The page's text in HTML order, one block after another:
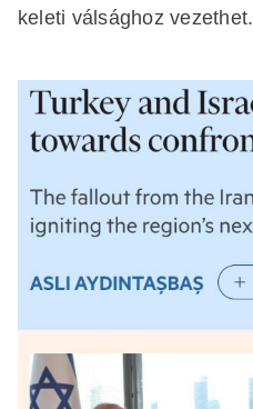
keleti válsághoz vezethet.